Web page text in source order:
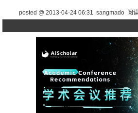
posted @ 2013-04-24 06:31 sangmado 阅